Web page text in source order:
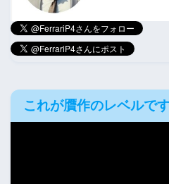
これが贋作のレベルで